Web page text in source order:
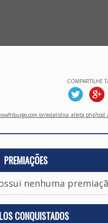
COMPARTILHE
PREMIAÇÕES
nenhuma
CONQUISTADOS